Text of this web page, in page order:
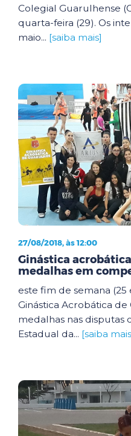
Colegial Guarulhense
quarta-feira (29). Os
maio... [saiba mais]
27/08/2018, às 12:00
Ginástica
medalhas em
este fim de semana (25
Ginástica Acrobática
medalhas nas disputas
Estadual da... [saiba